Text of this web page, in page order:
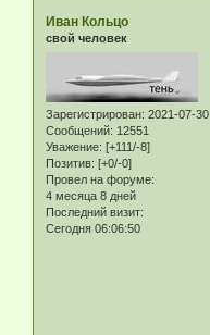
Иван Кольцо
свой человек
Зарегистрирован: 2021-07-30
Сообщений: 12551
Уважение: [+111/-8]
Позитив: [+0/-0]
Провел на форуме:
4 месяца 8 дней
Последний визит:
Сегодня 06:06:50